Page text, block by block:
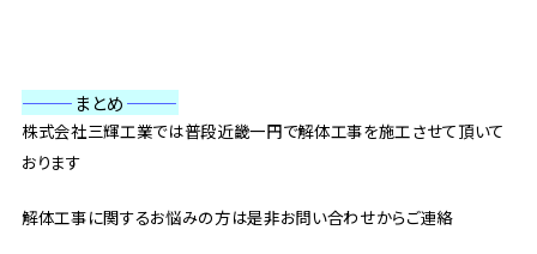
———まとめ———
株式会社三輝工業では普段近畿一円で解体工事を施工させて頂いて
おります
解体工事に関するお悩みの方は是非お問い合わせからご連絡